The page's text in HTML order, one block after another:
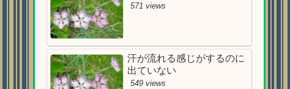
571 views
汗が流れる感じがするのに
出ていない
549 views